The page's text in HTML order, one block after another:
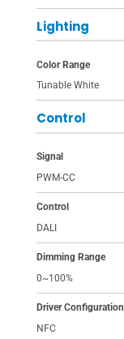
Lighting
Color Range
Tunable White
Control
Signal
PWM-CC
Control
DALI
Dimming Range
0~100%
Driver Configuration
NFC